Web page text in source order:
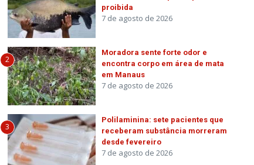
proibida
7 de agosto de 2026
2
Moradora sente forte odor e
encontra corpo em área de mata
em Manaus
7 de agosto de 2026
3
Polilaminina: sete pacientes que
receberam substância morreram
desde fevereiro
7 de agosto de 2026